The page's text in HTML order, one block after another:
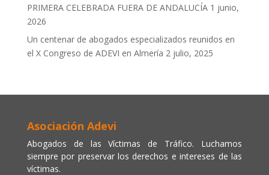
PRIMERA CELEBRADA FUERA DE ANDALUCÍA 1 junio,
2026
Un centenar de abogados especializados reunidos en
el X Congreso de ADEVI en Almería 2 julio, 2025
Asociación Adevi
Abogados de las Víctimas de Tráfico. Luchamos
siempre por preservar los derechos e intereses de las
víctimas.